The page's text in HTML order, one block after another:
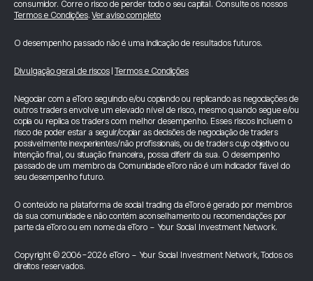
consumidor. Corre o risco de perder todo o seu capital. Consulte os nossos
Termos e Condições.Ver aviso completo
O desempenho passado não é uma indicação de resultados futuros.
Divulgação geral de riscos Termos e Condições
Negociar com a eToro seguindo e/ou copiando ou replicando as negociações de
outros traders envolve um elevado nível de risco, mesmo quando segue e/ou
copia ou replica os traders com melhor desempenho. Esses riscos incluem o
risco de poder estar a seguir/copiar as decisões de negociação de traders
possivelmente inexperientes/não profissionais, ou de traders cujo objetivo ou
intenção final, ou situação financeira, possa diferir da sua. O desempenho
passado de um membro da Comunidade eToro não é um indicador fiável do
seu desempenho futuro.
O conteúdo na plataforma de social trading da eToro é gerado por membros
da sua comunidade e não contém aconselhamento ou recomendações por
parte da eToro ou em nome da eToro - Your Social Investment Network.
Copyright © 2006-2026 eToro - Your Social Investment Network, Todos os
direitos reservados.